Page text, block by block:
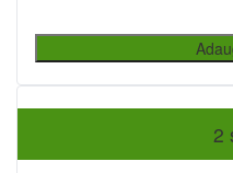
2